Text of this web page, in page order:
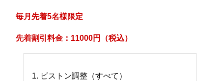
毎月先着5名様限定
先着割引料金：11000円（税込）
1. ピストン調整（すべて）